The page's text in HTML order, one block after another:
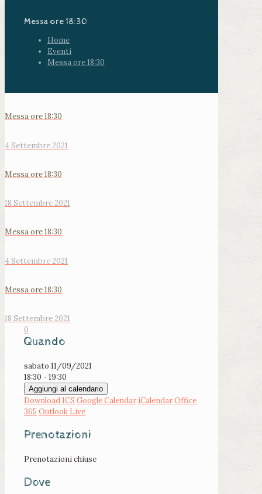
Messa ore 18:30
Home
Eventi
Messa ore 18:30
Messa ore 18:30
4 Settembre 2021
Messa ore 18:30
18 Settembre 2021
Messa ore 18:30
4 Settembre 2021
Messa ore 18:30
18 Settembre 2021
0
Quando
sabato 11/09/2021
18:30 - 19:30
Aggiungi al calendario
Download ICS Google Calendar iCalendarOffice
365 Outlook Live
Prenotazioni
Prenotazioni chiuse
Dove